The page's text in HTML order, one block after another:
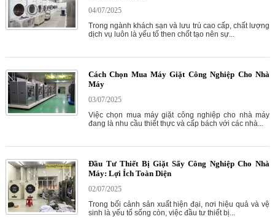
04/07/2025
Trong ngành khách sạn và lưu trú cao cấp, chất lượng
dịch vụ luôn là yếu tố then chốt tạo nên sự...
Cách Chọn Mua Máy Giặt Công Nghiệp Cho Nhà
Máy
03/07/2025
Việc chọn mua máy giặt công nghiệp cho nhà máy
đang là nhu cầu thiết thực và cấp bách với các nhà...
Đầu Tư Thiết Bị Giặt Sấy Công Nghiệp Cho Nhà
Máy: Lợi Ích Toàn Diện
02/07/2025
Trong bối cảnh sản xuất hiện đại, nơi hiệu quả và vệ
sinh là yếu tố sống còn, việc đầu tư thiết bị...